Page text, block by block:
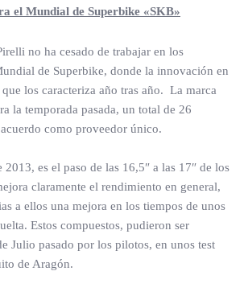
el Mundial de Superbike «SKB»
no ha cesado de trabajar en los
de Superbike, donde la innovación en
los caracteriza año tras año. La marca
la temporada pasada, un total de 26
como proveedor único.
2013, es el paso de las 16,5″ a las 17″ de los
claramente el rendimiento en general,
a ellos una mejora en los tiempos de unos
Estos compuestos, pudieron ser
Julio pasado por los pilotos, en unos test
de Aragón.